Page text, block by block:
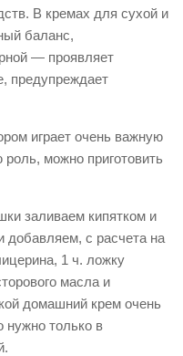
В кремах для сухой и
баланс,
— проявляет
предупреждает
играет очень важную
можно приготовить
заливаем кипятком и
добавляем, с расчета на
1 ч. ложку
масла и
домашний крем очень
нужно только в